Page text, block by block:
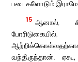
படைகளோடும்
15 ஆனால்,
ஆற்றிக்கொள்வதற்காக
வந்திருந்தான்.